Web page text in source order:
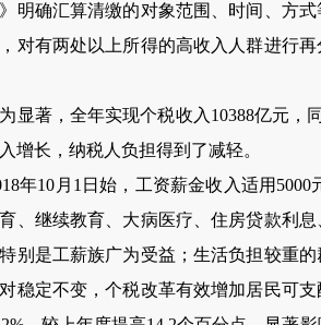
明确汇算清缴的对象范围、时间、方
对有两处以上所得的高收入人群进行
著，全年实现个税收入10388亿元，
增长，纳税人负担得到了减轻。
10月1日始，工资薪金收入适用5000
、继续教育、大病医疗、住房贷款利
别是工薪族广为受益；生活负担较重
稳定不变，个税改革有效增加居民可